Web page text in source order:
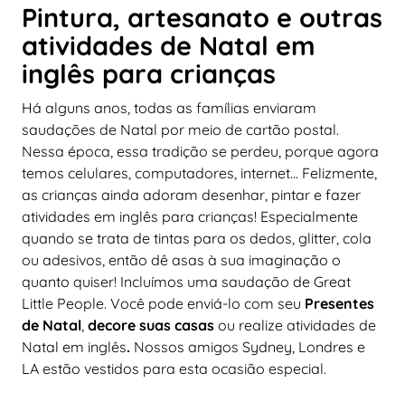
Pintura, artesanato e outras
atividades de Natal em
inglês para crianças
Há alguns anos, todas as famílias enviaram
saudações de Natal por meio de cartão postal.
Nessa época, essa tradição se perdeu, porque agora
temos celulares, computadores, internet... Felizmente,
as crianças ainda adoram desenhar, pintar e fazer
atividades em inglês para crianças! Especialmente
quando se trata de tintas para os dedos, glitter, cola
ou adesivos, então dê asas à sua imaginação o
quanto quiser! Incluímos uma saudação de Great
Little People. Você pode enviá-lo com seu Presentes
de Natal, decore suas casas ou realize atividades de
Natal em inglês. Nossos amigos Sydney, Londres e
LA estão vestidos para esta ocasião especial.